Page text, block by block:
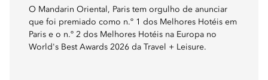
O Mandarin Oriental, Paris tem orgulho de anunciar
que foi premiado como n.º 1 dos Melhores Hotéis em
Paris e o n.º 2 dos Melhores Hotéis na Europa no
World's Best Awards 2026 da Travel + Leisure.